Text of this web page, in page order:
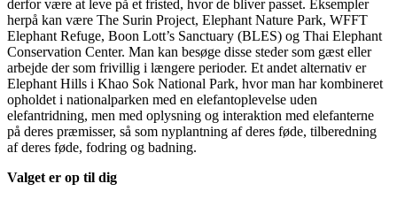
derfor være at leve på et fristed, hvor de bliver passet. Eksempler
herpå kan være The Surin Project, Elephant Nature Park, WFFT
Elephant Refuge, Boon Lott’s Sanctuary (BLES) og Thai Elephant
Conservation Center. Man kan besøge disse steder som gæst eller
arbejde der som frivillig i længere perioder. Et andet alternativ er
Elephant Hills i Khao Sok National Park, hvor man har kombineret
opholdet i nationalparken med en elefantoplevelse uden
elefantridning, men med oplysning og interaktion med elefanterne
på deres præmisser, så som nyplantning af deres føde, tilberedning
af deres føde, fodring og badning.
Valget er op til dig